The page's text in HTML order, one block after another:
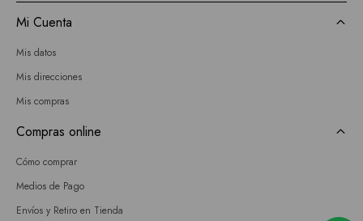
Mi Cuenta
Mis datos
Mis direcciones
Mis compras
Compras online
Cómo comprar
Medios de Pago
Envíos y Retiro en Tienda